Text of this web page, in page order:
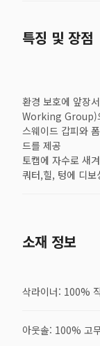
특징 및 장점
환경 보호에 앞장
Working Group)
스웨이드 갑피와
드를 제공
토캡에 자수로 새
쿼터,힐, 텅에 디
소재 정보
삭라이너: 100%
아웃솔: 100% 고